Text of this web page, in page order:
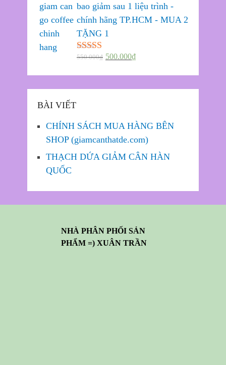
bao giảm sau 1 liệu trình -
chính hãng TP.HCM - MUA 2
TẶNG 1
Được xếp
sao
550.000₫ 500.000₫
BÀI VIẾT
CHÍNH SÁCH MUA HÀNG BÊN
SHOP (giamcanthatde.com)
THẠCH DỨA GIẢM CÂN HÀN
QUỐC
NHÀ PHÂN PHỐI SẢN
PHẨM =) XUÂN TRẦN